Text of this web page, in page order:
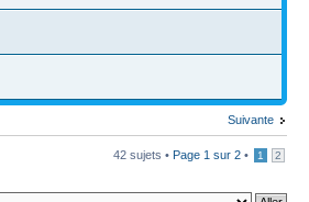
Suivante
42 sujets • Page 1 sur 2 • 1 2